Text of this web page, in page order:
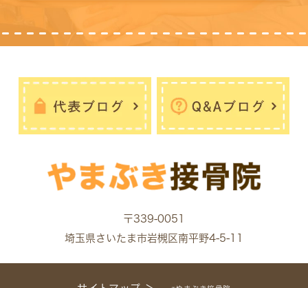
〒339-0051
埼玉県さいたま市岩槻区南平野4-5-11